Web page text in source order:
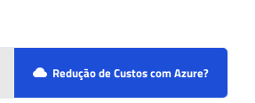
Redução de Custos com Azure?